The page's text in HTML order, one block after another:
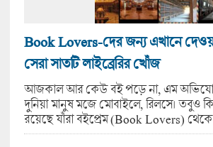
Book Lovers-দের জন্য এখানে
সেরা সাতটি লাইব্রেরির খোঁজ
আজকাল আর কেউ বই পড়ে না, এম অভিযোগ
দুনিয়া মানুষ মজে মোবাইলে, রিলসে। তবুও
রয়েছে যাঁরা বইপ্রেম (Book Lovers) থেকে